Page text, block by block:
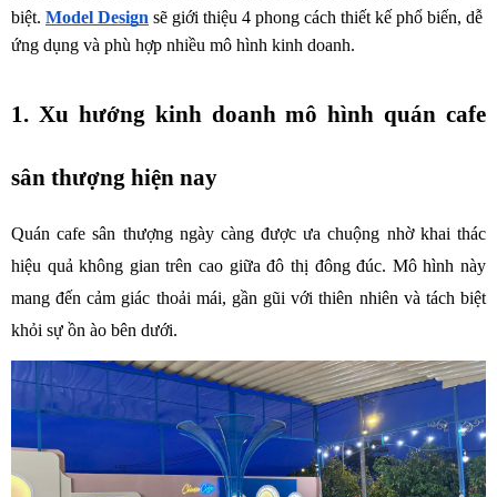
biệt. Model Design sẽ giới thiệu 4 phong cách thiết kế phổ biến, dễ
ứng dụng và phù hợp nhiều mô hình kinh doanh.
1. Xu hướng kinh doanh mô hình quán cafe
sân thượng hiện nay
Quán cafe sân thượng ngày càng được ưa chuộng nhờ khai thác
hiệu quả không gian trên cao giữa đô thị đông đúc. Mô hình này
mang đến cảm giác thoải mái, gần gũi với thiên nhiên và tách biệt
khỏi sự ồn ào bên dưới.